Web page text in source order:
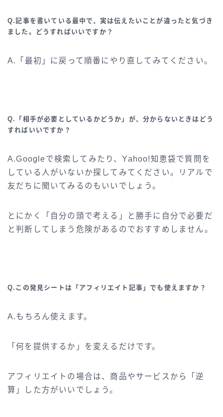
Q.記事を書いている最中で、実は伝えたいことが違ったと気づき
ました。どうすればいいですか？
A.「最初」に戻って順番にやり直してみてください。
Q.「相手が必要としているかどうか」が、分からないときはどう
すればいいですか？
A.Googleで検索してみたり、Yahoo!知恵袋で質問を
している人がいないか探してみてください。リアルで
友だちに聞いてみるのもいいでしょう。
とにかく「自分の頭で考える」と勝手に自分で必要だ
と判断してしまう危険があるのでおすすめしません。
Q.この発見シートは「アフィリエイト記事」でも使えますか？
A.もちろん使えます。
「何を提供するか」を変えるだけです。
アフィリエイトの場合は、商品やサービスから「逆
算」した方がいいでしょう。